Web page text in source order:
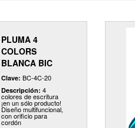
PLUMA 4
COLORS
BLANCA BIC
Clave: BC-4C-20
Descripción: 4
colores de escritura
¡en un sólo producto!
Diseño multifuncional,
con orificio para
cordón